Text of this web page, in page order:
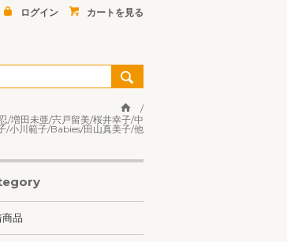
ログイン カートを見る
/増田未亜/宍戸留美/桜井幸子/中
/小川範子/Babies/田山真美子/他
商品